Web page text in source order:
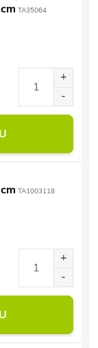
TA35064
TA1003118